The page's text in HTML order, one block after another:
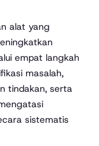
alat yang
empat langkah
masalah,
tindakan, serta
sistematis